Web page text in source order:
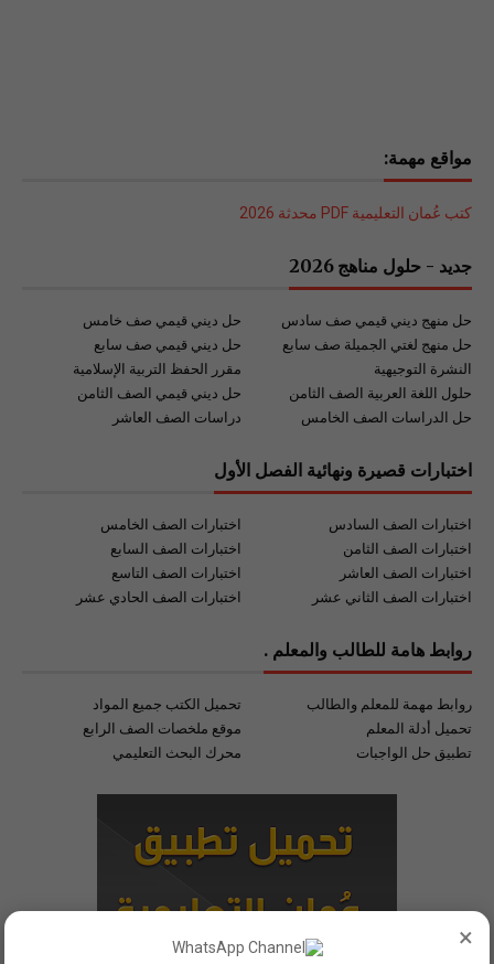
×
مواقع مهمة:
كتب عُمان التعليمية PDF محدثة 2026
جديد - حلول مناهج 2026
حل ديني قيمي صف خامس
حل منهج ديني قيمي صف سادس
حل ديني قيمي صف سابع
حل منهج لغتي الجميلة صف سابع
مقرر الحفظ التربية الإسلامية
النشرة التوجيهية
حل ديني قيمي الصف الثامن
حلول اللغة العربية الصف الثامن
دراسات الصف العاشر
حل الدراسات الصف الخامس
اختبارات قصيرة ونهائية الفصل الأول
اختبارات الصف الخامس
اختبارات الصف السادس
اختبارات الصف السابع
اختبارات الصف الثامن
اختبارات الصف التاسع
اختبارات الصف العاشر
اختبارات الصف الحادي عشر
اختبارات الصف الثاني عشر
روابط هامة للطالب والمعلم .
تحميل الكتب جميع المواد
روابط مهمة للمعلم والطالب
موقع ملخصات الصف الرابع
تحميل أدلة المعلم
محرك البحث التعليمي
تطبيق حل الواجبات